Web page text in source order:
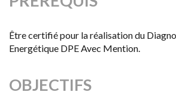
Être certifié pour la réalisation du
Energétique DPE Avec Mention.
OBJECTIFS